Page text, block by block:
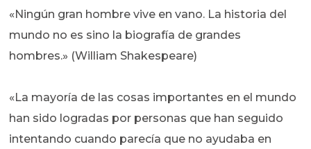
«Ningún gran hombre vive en vano. La historia del
mundo no es sino la biografía de grandes
hombres.» (William Shakespeare)
«La mayoría de las cosas importantes en el mundo
han sido logradas por personas que han seguido
intentando cuando parecía que no ayudaba en